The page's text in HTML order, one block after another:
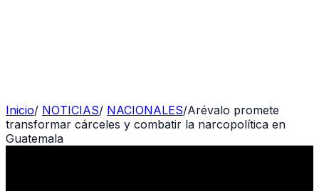
Inicio/ NOTICIAS/ NACIONALES/Arévalo promete
transformar cárceles y combatir la narcopolítica en
Guatemala